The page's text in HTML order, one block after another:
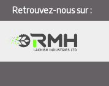
Retrouvez-nous sur :